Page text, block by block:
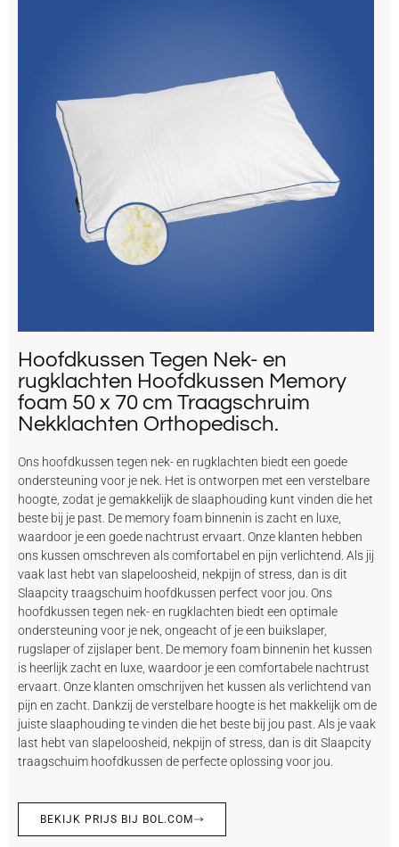
Hoofdkussen Tegen Nek- en
rugklachten Hoofdkussen Memory
foam 50 x 70 cm Traagschruim
Nekklachten Orthopedisch.
Ons hoofdkussen tegen nek- en rugklachten biedt een goede
ondersteuning voor je nek. Het is ontworpen met een verstelbare
hoogte, zodat je gemakkelijk de slaaphouding kunt vinden die het
beste bij je past. De memory foam binnenin is zacht en luxe,
waardoor je een goede nachtrust ervaart. Onze klanten hebben
ons kussen omschreven als comfortabel en pijn verlichtend. Als jij
vaak last hebt van slapeloosheid, nekpijn of stress, dan is dit
Slaapcity traagschuim hoofdkussen perfect voor jou. Ons
hoofdkussen tegen nek- en rugklachten biedt een optimale
ondersteuning voor je nek, ongeacht of je een buikslaper,
rugslaper of zijslaper bent. De memory foam binnenin het kussen
is heerlijk zacht en luxe, waardoor je een comfortabele nachtrust
ervaart. Onze klanten omschrijven het kussen als verlichtend van
pijn en zacht. Dankzij de verstelbare hoogte is het makkelijk om de
juiste slaaphouding te vinden die het beste bij jou past. Als je vaak
last hebt van slapeloosheid, nekpijn of stress, dan is dit Slaapcity
traagschuim hoofdkussen de perfecte oplossing voor jou.
BEKIJK PRIJS BIJ BOL.COM